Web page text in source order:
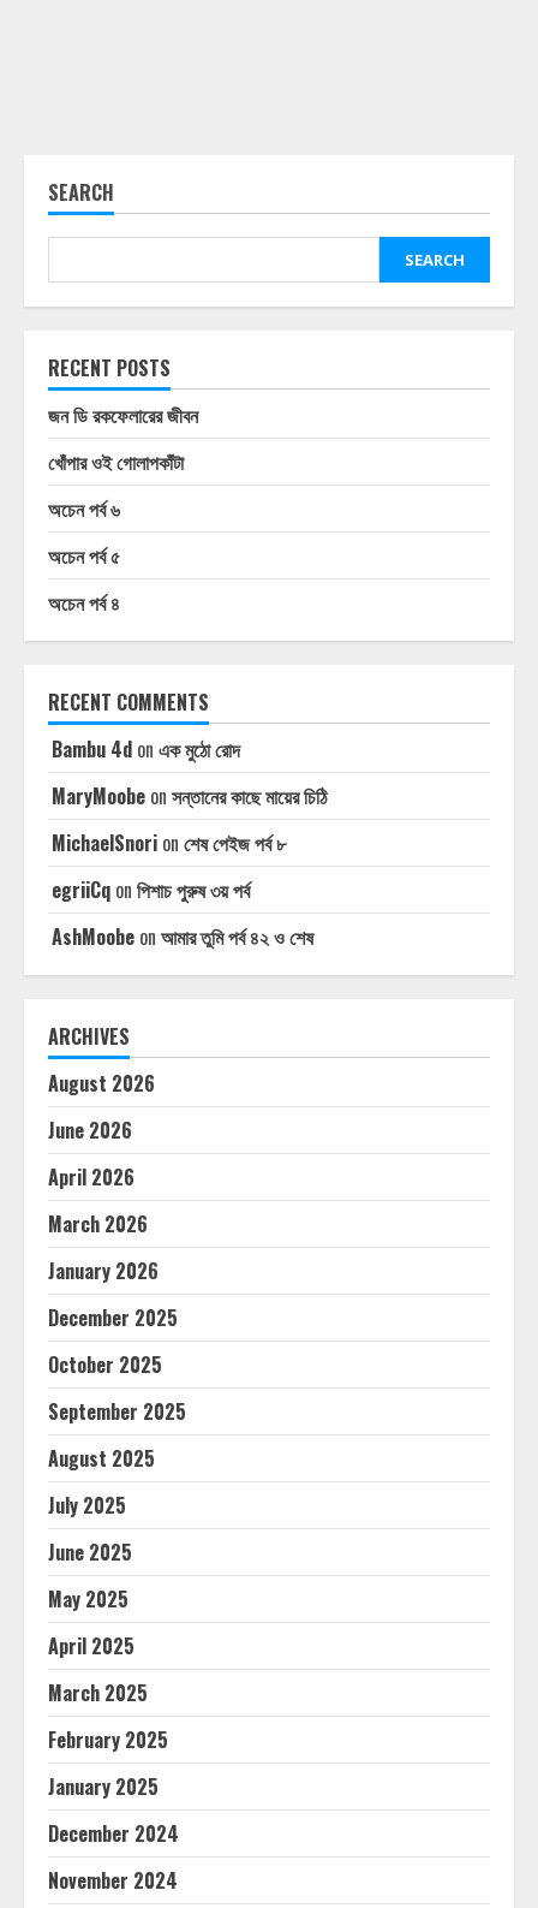
SEARCH
SEARCH
RECENT POSTS
জন ডি রকফেলারের জীবন
খোঁপার ওই গোলাপকাঁটা
অচেন পর্ব ৬
অচেন পর্ব ৫
অচেন পর্ব ৪
RECENT COMMENTS
Bambu 4d on এক মুঠো রোদ
MaryMoobe on সন্তানের কাছে মায়ের চিঠি
MichaelSnori on শেষ পেইজ পর্ব ৮
egriiCq on পিশাচ পুরুষ ৩য় পর্ব
AshMoobe on আমার তুমি পর্ব ৪২ ও শেষ
ARCHIVES
August 2026
June 2026
April 2026
March 2026
January 2026
December 2025
October 2025
September 2025
August 2025
July 2025
June 2025
May 2025
April 2025
March 2025
February 2025
January 2025
December 2024
November 2024